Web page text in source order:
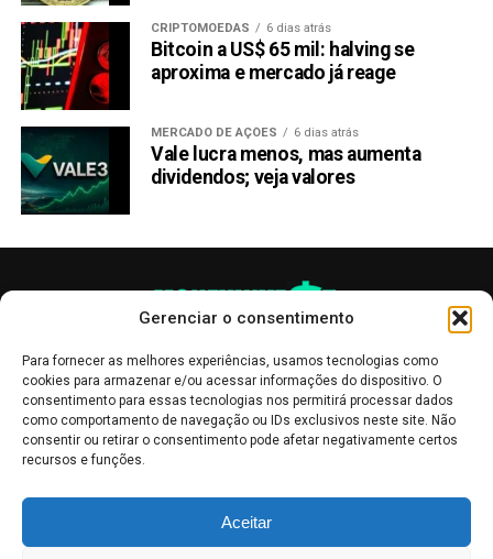
Gerenciar o consentimento
Para fornecer as melhores experiências, usamos tecnologias como
cookies para armazenar e/ou acessar informações do dispositivo. O
consentimento para essas tecnologias nos permitirá processar dados
como comportamento de navegação ou IDs exclusivos neste site. Não
consentir ou retirar o consentimento pode afetar negativamente certos
recursos e funções.
Aceitar
CRIPTOMOEDAS 6 dias atrás
Bitcoin a US$ 65 mil: halving se
aproxima e mercado já reage
MERCADO DE AÇÕES 6 dias atrás
Vale lucra menos, mas aumenta
dividendos; veja valores
informativo, servindo como boletins de divulgação, e não devem ser
interpretadas como recomendações de investimento.Leia mais